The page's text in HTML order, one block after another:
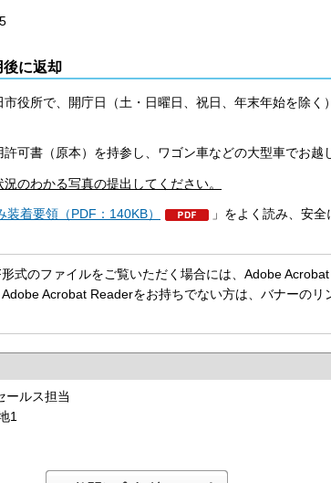
後に返却
役所で、開庁日（土・日曜日、祝日、年末年始を除く
可書（原本）を持参し、ワゴン車などの大型車でお越
のわかる写真の提出してください。
装着要領（PDF：140KB）
」をよく読み、安
形式のファイルをご覧いただく場合には、Adobe
Acrobat Readerをお持ちでない方は、バナーのリ
ールス担当
1